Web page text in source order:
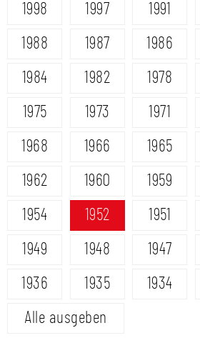
1998
1997 1991
1988
1987 1986
1984
1982 1978
1975
1973 1971
1968
1966 1965
1962
1960 1959
1954
1952 1951
1949
1948 1947
1936
1935 1934
Alle ausgeben